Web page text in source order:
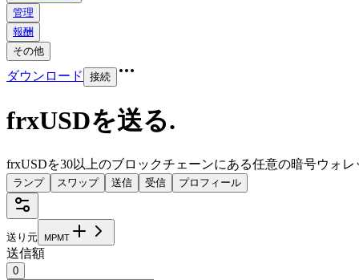
管理
報酬
その他
ダウンロード 接続
frxUSDを送る.
frxUSDを30以上のブロックチェーンにある任意の暗号ウォ
ランプ スワップ 送信 受信 プロフィール
送り元 MPMT
送信額
0